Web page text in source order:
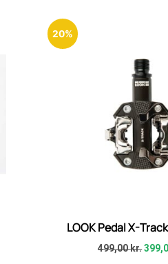
20%
LOOK Pedal X-
499,00kr.